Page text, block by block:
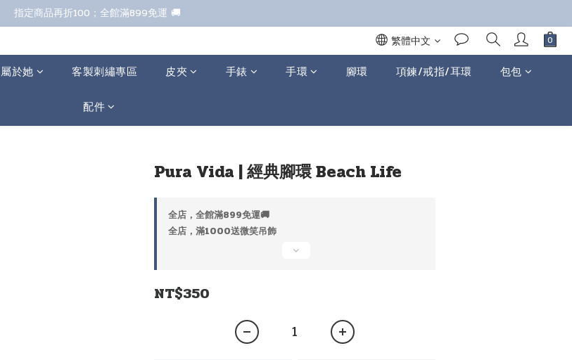
七夕甜甜送 全館88折
指定商品再折100；全館滿899免運 🚚
七夕甜甜送 全館88折
繁體中文
屬於她 客製刺繡專區 皮夾 手錶 手環 腳環 項鍊/戒指/耳環 包包
配件
Pura Vida | 經典腳環 Beach Life
全店，全館滿899免運🚚
全店，滿1000送微笑吊飾
NT$350